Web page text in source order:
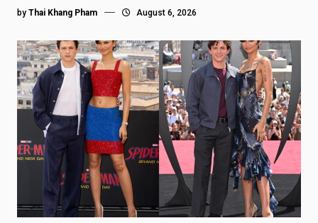
by Thai Khang Pham August 6, 2026